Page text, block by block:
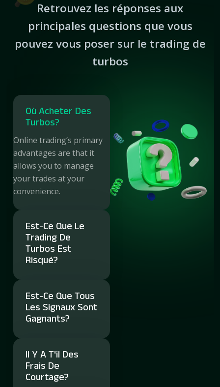
Retrouvez les réponses aux
principales questions que vous
pouvez vous poser sur le trading de
turbos
Où Acheter Des
Turbos?
Online trading’s primary
advantages are that it
allows you to manage
your trades at your
convenience.
Est-Ce Que Le
Trading De
Turbos Est
Risqué?
Est-Ce Que Tous
Les Signaux Sont
Gagnants?
Il Y A T'il Des
Frais De
Courtage?